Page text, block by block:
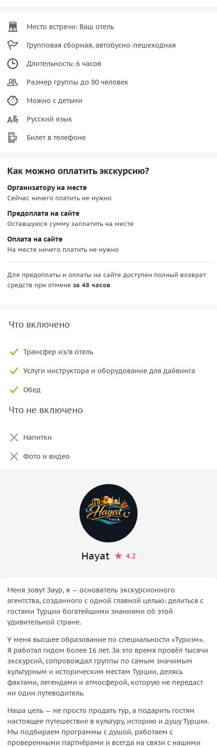
Место встречи: Ваш отель
Групповая сборная, автобусно-пешеходная
Длительность: 6 часов
Размер группы до 80 человек
Можно с детьми
Русский язык
Билет в телефоне
Как можно оплатить экскурсию?
Организатору на месте
Сейчас ничего платить не нужно
Предоплата на сайте
Оставшуюся сумму заплатить на месте
Оплата на сайте
На месте ничего платить не нужно
Для предоплаты и оплаты на сайте доступен полный возврат
средств при отмене за 48 часов
Что включено
Трансфер из/в отель
Услуги инструктора и оборудование для дайвинга
Обед
Что не включено
Напитки
Фото и видео
Hayat 4.2
Меня зовут Заур, я — основатель экскурсионного
агентства, созданного с одной главной целью: делиться с
гостями Турции богатейшими знаниями об этой
удивительной стране.
У меня высшее образование по специальности «Туризм».
Я работал гидом более 16 лет. За это время провёл тысячи
экскурсий, сопровождал группы по самым значимым
культурным и историческим местам Турции, делясь
фактами, легендами и атмосферой, которую не передаст
ни один путеводитель.
Наша цель — не просто продать тур, а подарить гостям
настоящее путешествие в культуру, историю и душу Турции.
Мы подбираем программы с душой, работаем с
проверенными партнёрами и всегда на связи с нашими